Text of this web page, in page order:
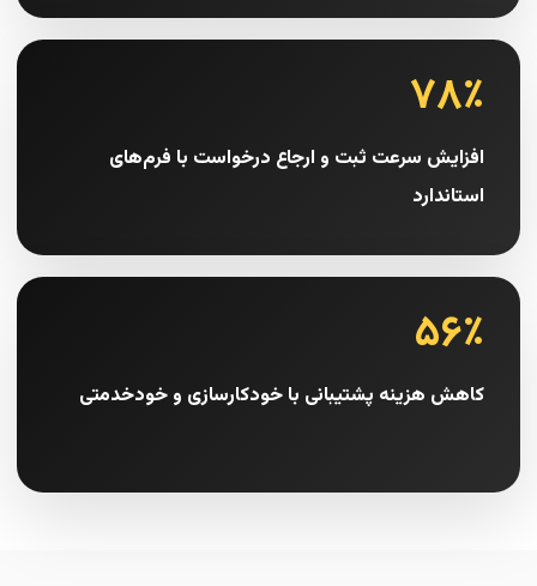
۷۸٪
افزایش سرعت ثبت و ارجاع درخواست با فرم‌های
استاندارد
۵۶٪
کاهش هزینه پشتیبانی با خودکارسازی و خودخدمتی